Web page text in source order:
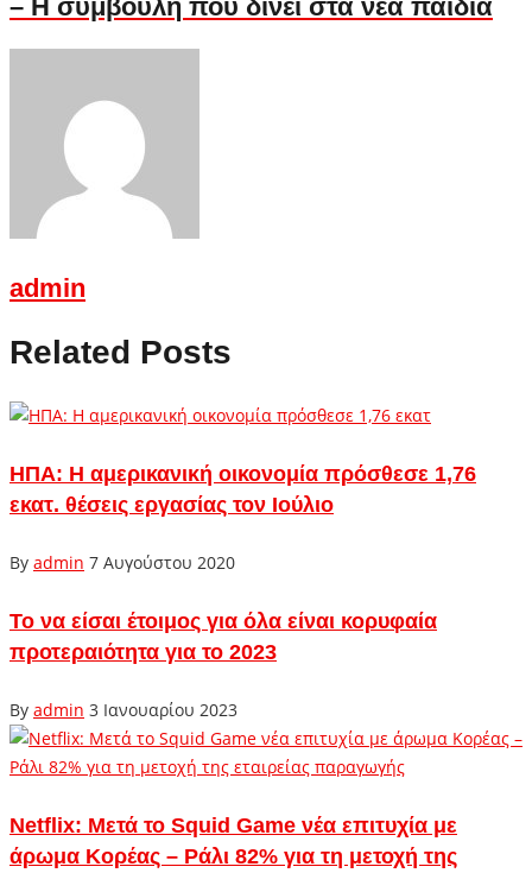
– Η συμβουλή που δίνει στα νέα παιδιά
admin
Related Posts
ΗΠΑ: Η αμερικανική οικονομία πρόσθεσε 1,76
εκατ. θέσεις εργασίας τον Ιούλιο
By admin 7 Αυγούστου 2020
Το να είσαι έτοιμος για όλα είναι κορυφαία
προτεραιότητα για το 2023
By admin 3 Ιανουαρίου 2023
Netflix: Μετά το Squid Game νέα επιτυχία με
άρωμα Κορέας – Ράλι 82% για τη μετοχή της